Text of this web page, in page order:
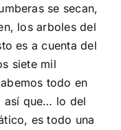
se secan,
los arboles del
es a cuenta del
siete mil
todo en
así que… lo del
es todo una